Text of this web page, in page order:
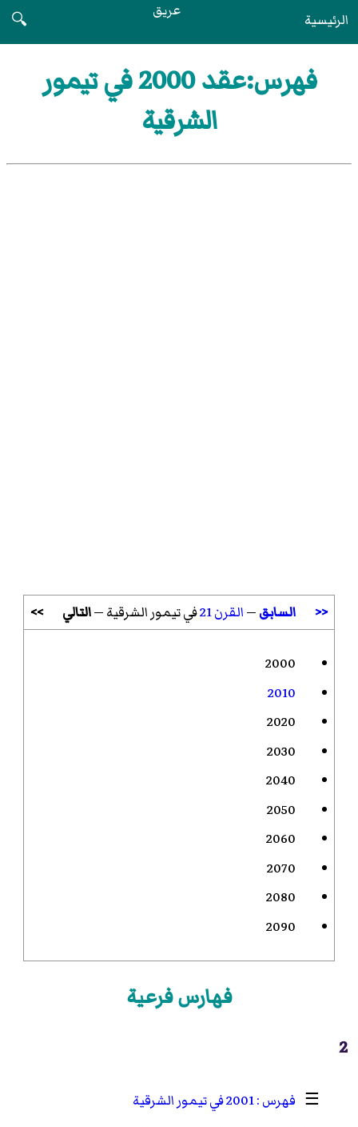
الرئيسية عريق
🔍
فهرس:عقد 2000 في تيمور
الشرقية
<< السابق—القرن 21 في تيمور الشرقية —التالي >>
2000
2010
2020
2030
2040
2050
2060
2070
2080
2090
فهارس فرعية
2
☰
2001 في تيمور الشرقية